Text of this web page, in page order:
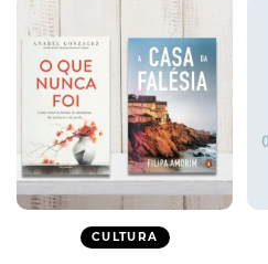
CULTURA